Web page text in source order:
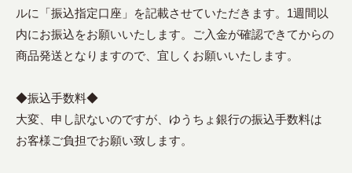
ルに「振込指定口座」を記載させていただきます。1週間以
内にお振込をお願いいたします。ご入金が確認できてからの
商品発送となりますので、宜しくお願いいたします。
◆振込手数料◆
大変、申し訳ないのですが、ゆうちょ銀行の振込手数料は
お客様ご負担でお願い致します。